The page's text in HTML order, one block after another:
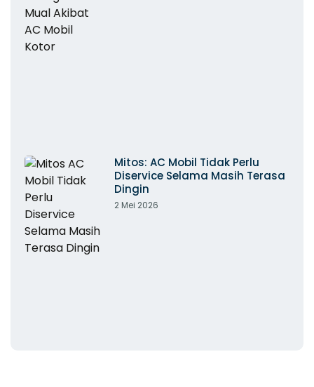
Mitos: AC Mobil Tidak Perlu
Diservice Selama Masih Terasa
Dingin
2 Mei 2026